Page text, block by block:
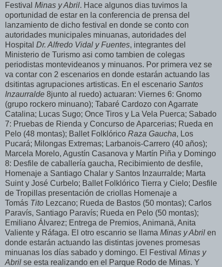
Festival Minas y Abril. Hace algunos dias tuvimos la
oportunidad de estar en la conferencia de prensa del
lanzamiento de dicho festival en donde se conto con
autoridades municipales minuanas, autoridades del
Hospital Dr. Alfredo Vidal y Fuentes, integrantes del
Ministerio de Turismo asi como tambien de colegas
periodistas montevideanos y minuanos. Por primera vez se
va contar con 2 escenarios en donde estarán actuando las
dsitintas agrupaciones artisticas. En el escenario Santos
Inzaurralde 8junto al ruedo) actuaran: Viernes 6: Gnomo
(grupo rockero minuano); Tabaré Cardozo con Agarrate
Catalina; Lucas Sugo; Once Tiros y La Vela Puerca; Sabado
7: Pruebas de Rienda y Concurso de Aparcerias; Rueda en
Pelo (48 montas); Ballet Folklórico Raza Gaucha, Los
Pucará; Milongas Extremas; Larbanois-Carrero (40 años);
Marcela Morelo, Agustín Casanova y Martín Piña y Domingo
8: Desfile de caballería gaucha, Recibimiento de desfile,
Homenaje a Santiago Chalar y Santos Inzaurralde; Marta
Suint y José Curbelo; Ballet Folklórico Tierra y Cielo; Desfile
de Tropillas presentación de criollas Homenaje a
Tomás Tito Lezcano; Rueda de Bastos (50 montas); Carlos
Paravís, Santiago Paravís; Rueda en Pelo (50 montas);
Emiliano Álvarez; Entrega de Premios, Animanä, Anita
Valiente y Ráfaga. El otro escanrio se llama Minas y Abril en
donde estarán actuando las distintas jovenes promesas
minuanas los días sabado y domingo. El Festival Minas y
Abril se esta realizando en el Parque Rodo de Minas. Y